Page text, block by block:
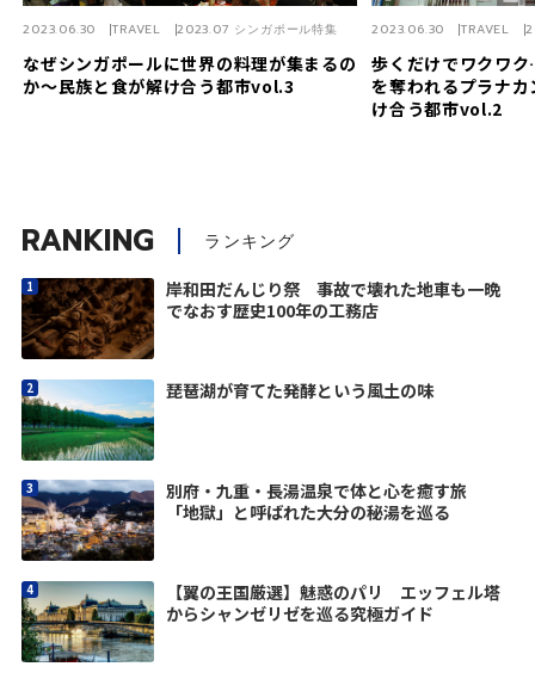
なぜシンガポールに世界の料理が集まるの
か～民族と食が解け合う都市vol.3
2023.06.30 TRAVEL 2023.07 シンガポール特集
歩くだけでワクワ
を奪われるプラナ
け合う都市vol.2
2023.06.30 TRAVEL
RANKING ランキング
岸和田だんじり祭 事故で壊れた地車も一晩
でなおす歴史100年の工務店
琵琶湖が育てた発酵という風土の味
別府・九重・長湯温泉で体と心を癒す旅
「地獄」と呼ばれた大分の秘湯を巡る
【翼の王国厳選】魅惑のパリ エッフェル塔
からシャンゼリゼを巡る究極ガイド